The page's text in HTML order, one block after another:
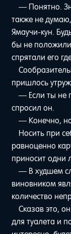
— Понятно.
также не
Ямаучи-кун.
бы не
спрятали его
пришлось
— Если ты не
спросил он.
— Конечно,
Носить при
равноценно
приносит
— В худшем
виновником
количество
Сказав это,
для туалета и